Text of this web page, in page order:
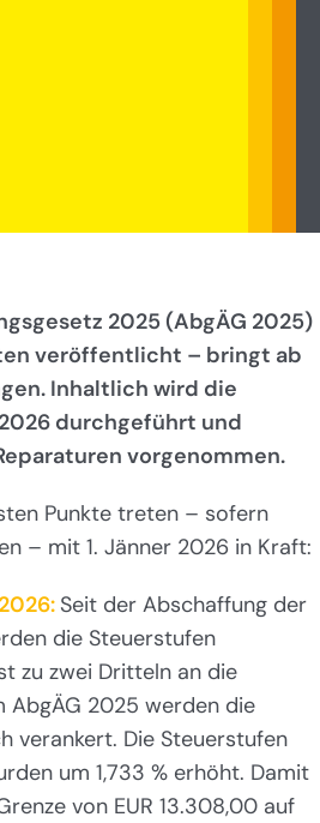
2025 (AbgÄG 2025)
veröffentlicht – bringt ab
Inhaltlich wird die
durchgeführt und
vorgenommen.
Punkte treten – sofern
– mit 1. Jänner 2026 in Kraft:
Seit der Abschaffung der
die Steuerstufen
zu zwei Dritteln an die
AbgÄG 2025 werden die
verankert. Die Steuerstufen
um 1,733 % erhöht. Damit
von EUR 13.308,00 auf